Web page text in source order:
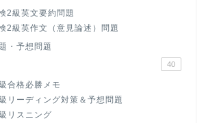
2級英文要約問題
2級英作文（意見論述）問題
・予想問題
40
合格必勝メモ
リーディング対策＆予想問題
リスニング